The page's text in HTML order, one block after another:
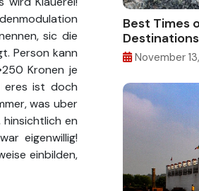
sic die
Person kann
Kronen je
eres ist doch
was uber
hinsichtlich en
eigenwillig!
einbilden,
Best Times
Destinations
November